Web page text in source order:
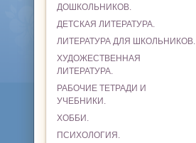
ДОШКОЛЬНИКОВ.
ДЕТСКАЯ ЛИТЕРАТУРА.
ЛИТЕРАТУРА ДЛЯ ШКОЛЬНИКОВ.
ХУДОЖЕСТВЕННАЯ
ЛИТЕРАТУРА.
РАБОЧИЕ ТЕТРАДИ И
УЧЕБНИКИ.
ХОББИ.
ПСИХОЛОГИЯ.